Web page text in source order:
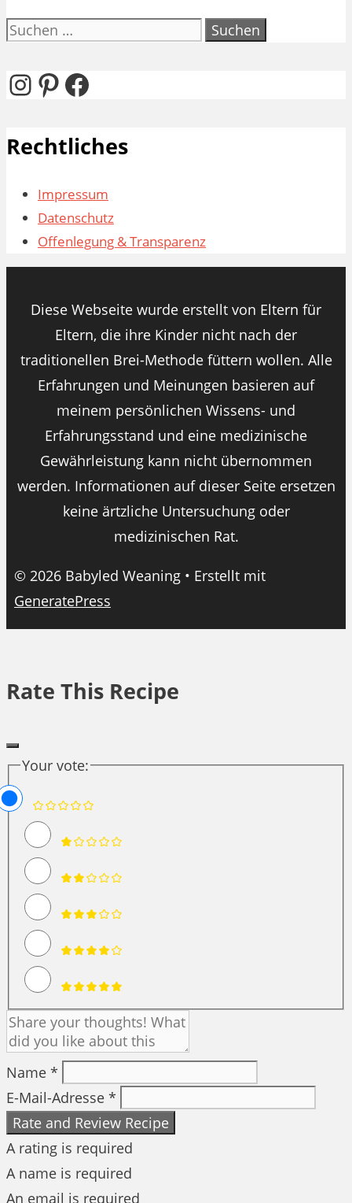
Suchen
Instagram
Pinterest
Facebook
Rechtliches
Impressum
Datenschutz
Offenlegung & Transparenz
Diese Webseite wurde erstellt von Eltern für
Eltern, die ihre Kinder nicht nach der
traditionellen Brei-Methode füttern wollen. Alle
Erfahrungen und Meinungen basieren auf
meinem persönlichen Wissens- und
Erfahrungsstand und eine medizinische
Gewährleistung kann nicht übernommen
werden. Informationen auf dieser Seite ersetzen
keine ärtzliche Untersuchung oder
medizinischen Rat.
© 2026 Babyled Weaning • Erstellt mit
GeneratePress
Rate This Recipe
Your vote:
Name *
E-Mail-Adresse *
Rate and Review Recipe
A rating is required
A name is required
An email is required